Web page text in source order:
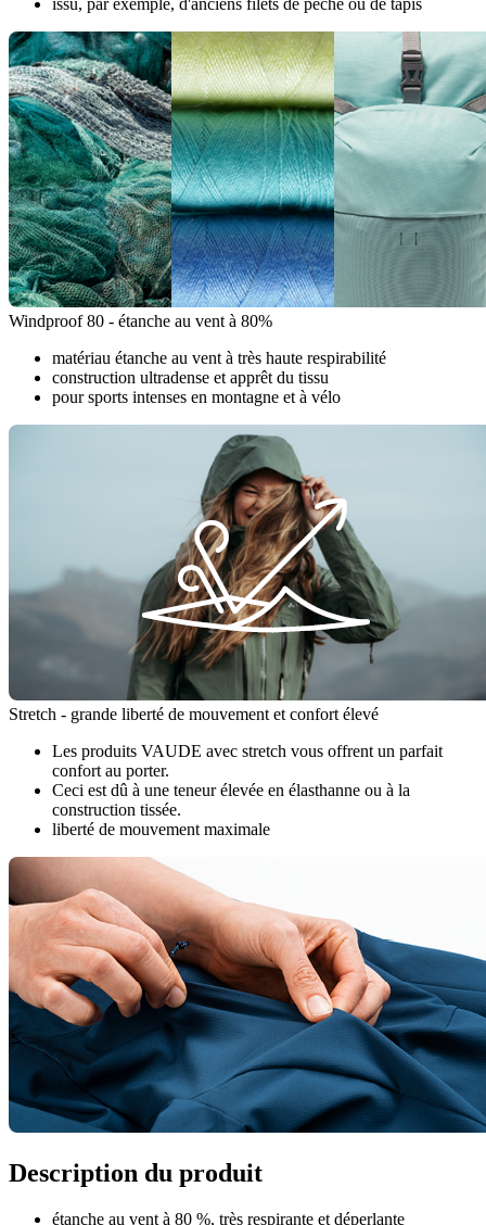
issu, par exemple, d'anciens filets de pêche ou de tapis
Windproof 80 - étanche au vent à 80%
matériau étanche au vent à très haute respirabilité
construction ultradense et apprêt du tissu
pour sports intenses en montagne et à vélo
Stretch - grande liberté de mouvement et confort élevé
Les produits VAUDE avec stretch vous offrent un parfait
confort au porter.
Ceci est dû à une teneur élevée en élasthanne ou à la
construction tissée.
liberté de mouvement maximale
Description du produit
étanche au vent à 80 %, très respirante et déperlante